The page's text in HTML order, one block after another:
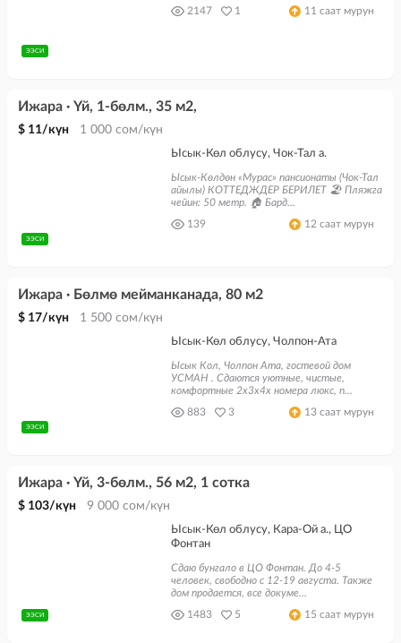
ЭЭСИ
2147
1 11 саат мурун
Ижара · Үй, 1-бөлм., 35 м2,
$ 11/күн 1 000 сом/күн
ЭЭСИ
Ысык-Көл облусу, Чок-Тал а.
Ысык-Көлдөн «Мурас» пансионаты (Чок-Тал
айылы) КОТТЕДЖДЕР БЕРИЛЕТ 🏖 Пляжга
чейин: 50 метр. 🏠 Бард...
139
12 саат мурун
Ижара · Бөлмө мейманканада, 80 м2
$ 17/күн 1 500 сом/күн
ЭЭСИ
Ысык-Көл облусу, Чолпон-Ата
Ысык Кол, Чолпон Ата, гостевой дом
УСМАН . Сдаются уютные, чистые,
комфортные 2х3х4х номера люкс, п...
883
3 13 саат мурун
Ижара · Үй, 3-бөлм., 56 м2, 1 сотка
$ 103/күн 9 000 сом/күн
ЭЭСИ
Ысык-Көл облусу, Кара-Ой а., ЦО
Фонтан
Сдаю бунгало в ЦО Фонтан. До 4-5
человек, свободно с 12-19 августа. Также
дом продается, все докуме...
1483
5 15 саат мурун